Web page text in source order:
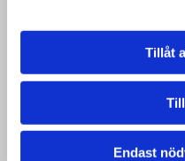
Tillåt
Endast
Fräscha upp ditt
som kombinerar